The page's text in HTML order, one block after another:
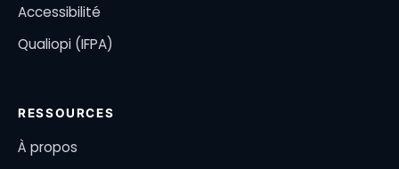
Accessibilité
Qualiopi (IFPA)
RESSOURCES
À propos